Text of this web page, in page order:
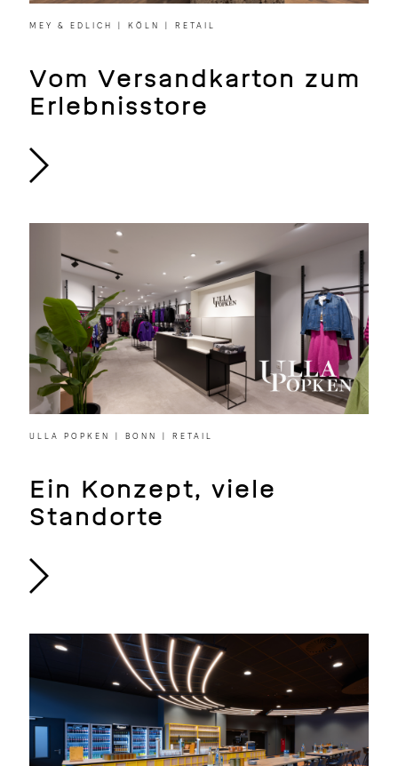
MEY & EDLICH | KÖLN | RETAIL
Vom Versandkarton zum
Erlebnisstore
ULLA POPKEN | BONN | RETAIL
Ein Konzept, viele
Standorte